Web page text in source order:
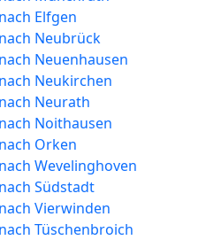
Elfgen
Neubrück
Neuenhausen
Neukirchen
Neurath
Noithausen
Orken
Wevelinghoven
Südstadt
Vierwinden
Tüschenbroich